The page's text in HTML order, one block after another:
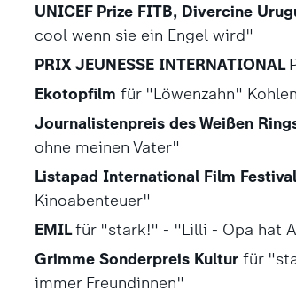
UNICEF Prize FITB, Divercine
cool wenn sie ein Engel wird"
PRIX JEUNESSE INTERNATIONAL
Ekotopfilm für "Löwenzahn"
Journalistenpreis des Weißen
ohne meinen Vater"
Listapad International Film
Kinoabenteuer"
EMILfür "stark!" - "Lilli - Opa hat
Grimme Sonderpreis Kulturfür
immer Freundinnen"